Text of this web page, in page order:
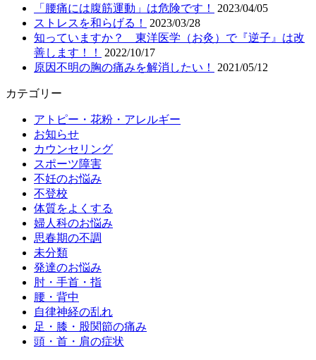
「腰痛には腹筋運動」は危険です！
2023/04/05
ストレスを和らげる！
2023/03/28
知っていますか？ 東洋医学（お灸）で『逆子』は改
善します！！
2022/10/17
原因不明の胸の痛みを解消したい！
2021/05/12
カテゴリー
アトピー・花粉・アレルギー
お知らせ
カウンセリング
スポーツ障害
不妊のお悩み
不登校
体質をよくする
婦人科のお悩み
思春期の不調
未分類
発達のお悩み
肘・手首・指
腰・背中
自律神経の乱れ
足・膝・股関節の痛み
頭・首・肩の症状